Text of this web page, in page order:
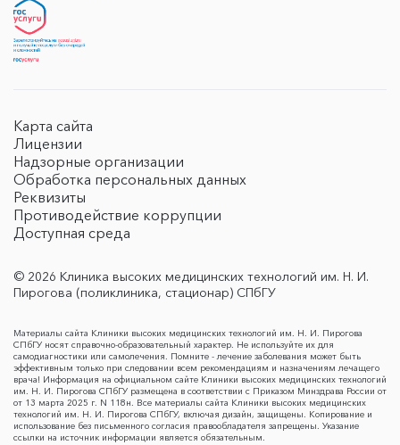
Карта сайта
Лицензии
Надзорные организации
Обработка персональных данных
Реквизиты
Противодействие коррупции
Доступная среда
© 2026 Клиника высоких медицинских технологий им. Н. И.
Пирогова (поликлиника, стационар) СПбГУ
Материалы сайта Клиники высоких медицинских технологий им. Н. И. Пирогова
СПбГУ носят справочно-образовательный характер. Не используйте их для
самодиагностики или самолечения. Помните - лечение заболевания может быть
эффективным только при следовании всем рекомендациям и назначениям лечащего
врача! Информация на официальном сайте Клиники высоких медицинских технологий
им. Н. И. Пирогова СПбГУ размещена в соответствии с Приказом Минздрава России от
от 13 марта 2025 г. N 118н. Все материалы сайта Клиники высоких медицинских
технологий им. Н. И. Пирогова СПбГУ, включая дизайн, защищены. Копирование и
использование без письменного согласия правообладателя запрещены. Указание
ссылки на источник информации является обязательным.